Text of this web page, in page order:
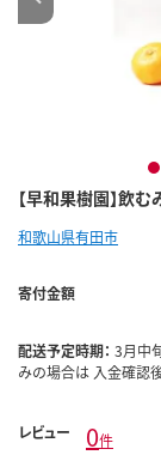
【早和果樹園】飲
1
和歌山県有田市
寄付金額
配送予定時期： 3月中
みの場合は 入金確認
レビュー 0件